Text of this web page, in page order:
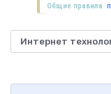
Общие правила
Интернет